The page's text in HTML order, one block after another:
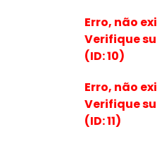
Erro, não
Verifique
(ID: 10)
Erro, não
Verifique
(ID: 11)